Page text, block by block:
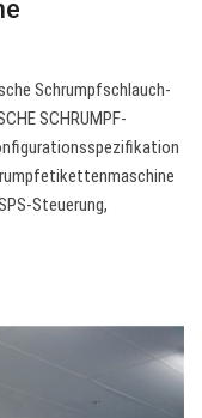
Schrumpfschlauch-
SCHRUMPF-
Steuerung,